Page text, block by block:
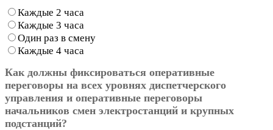
Каждые 2 часа
Каждые 3 часа
Один раз в смену
Каждые 4 часа
Как должны фиксироваться оперативные
переговоры на всех уровнях диспетчерского
управления и оперативные переговоры
начальников смен электростанций и крупных
подстанций?